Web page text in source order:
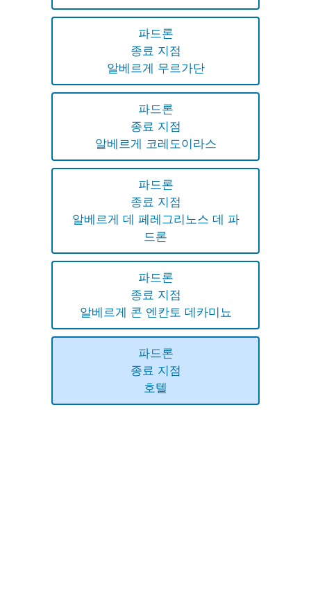
파드론
종료 지점
알베르게 무르가단
파드론
종료 지점
알베르게 코레도이라스
파드론
종료 지점
알베르게 데 페레그리노스 데 파
드론
파드론
종료 지점
알베르게 콘 엔칸토 데카미뇨
파드론
종료 지점
호텔